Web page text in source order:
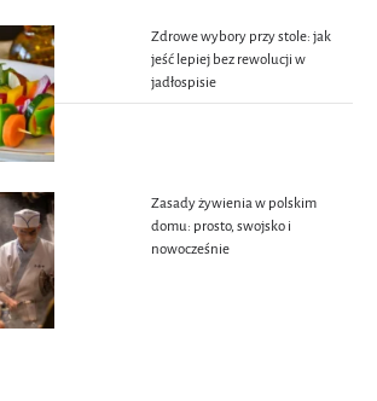
Zdrowe wybory przy stole: jak
jeść lepiej bez rewolucji w
jadłospisie
Zasady żywienia w polskim
domu: prosto, swojsko i
nowocześnie